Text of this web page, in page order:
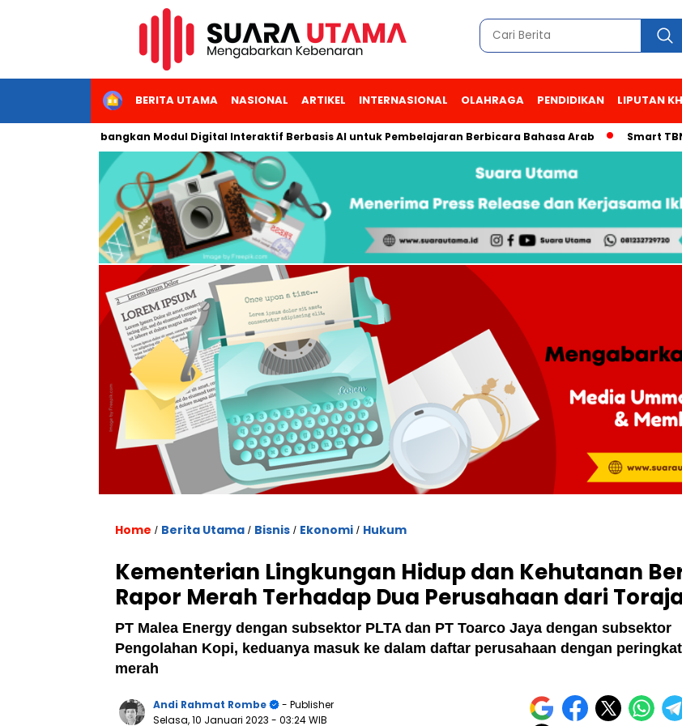
HOMEBERITA UTAMA NASIONAL ARTIKEL INTERNASIONAL OLAHRAGA PENDIDIKAN LIPUTAN
Kembangkan Modul Digital Interaktif Berbasis AI untuk Pembelajaran Berbicara Bahasa Arab Smart TBN Hadir
Home / Berita Utama / Bisnis / Ekonomi / Hukum
Kementerian Lingkungan Hidup dan Kehutanan
Rapor Merah Terhadap Dua Perusahaan dari
PT Malea Energy dengan subsektor PLTA dan PT Toarco Jaya dengan subsektor
Pengolahan Kopi, keduanya masuk ke dalam daftar perusahaan dengan peringkat
merah
Andi Rahmat Rombe
- Publisher
Selasa, 10 Januari 2023 - 03:24 WIB